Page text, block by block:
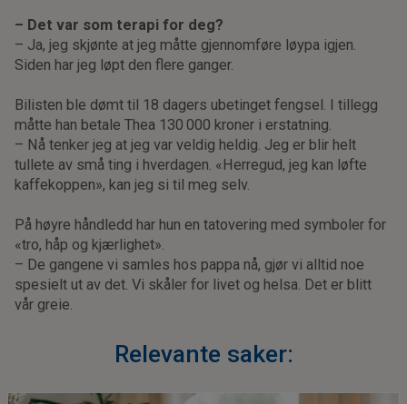
– Det var som terapi for deg?
– Ja, jeg skjønte at jeg måtte gjennomføre løypa igjen.
Siden har jeg løpt den flere ganger.
Bilisten ble dømt til 18 dagers ubetinget fengsel. I tillegg
måtte han betale Thea 130 000 kroner i erstatning.
– Nå tenker jeg at jeg var veldig heldig. Jeg er blir helt
tullete av små ting i hverdagen. «Herregud, jeg kan løfte
kaffekoppen», kan jeg si til meg selv.
På høyre håndledd har hun en tatovering med symboler for
«tro, håp og kjærlighet».
– De gangene vi samles hos pappa nå, gjør vi alltid noe
spesielt ut av det. Vi skåler for livet og helsa. Det er blitt
vår greie.
Relevante saker: